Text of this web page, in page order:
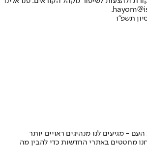
תשפ"ו
- מגיעים לנו מנהיגים ראויים יותר
מחטטים באתרי החדשות כדי להבין מה